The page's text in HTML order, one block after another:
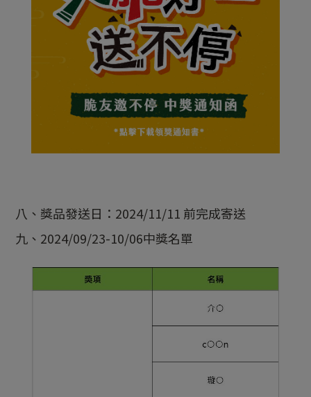
八、獎品發送日：2024/11/11 前完成寄送
九、2024/09/23-10/06中獎名單